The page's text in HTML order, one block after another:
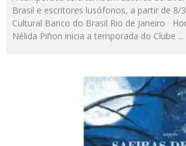
Brasil e escritores lusófonos, a partir de 8/
Cultural Banco do Brasil Rio de Janeiro
Nélida Piñon inicia a temporada do Clube ...